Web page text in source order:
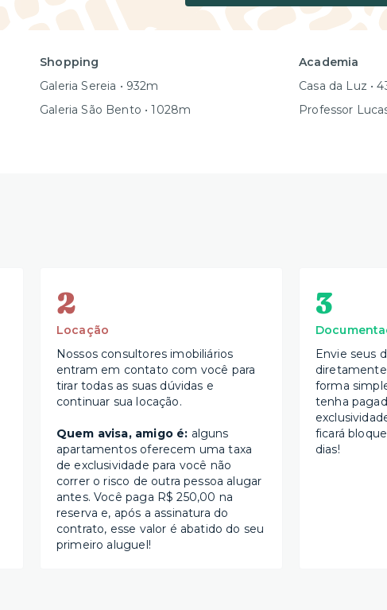
Shopping
Galeria Sereia • 932m
Galeria São Bento • 1028m
Academia
Casa da Luz •
Professor
2
Locação
Nossos consultores imobiliários
entram em contato com você para
tirar todas as suas dúvidas e
continuar sua locação.
Quem avisa, amigo é: alguns
apartamentos oferecem uma taxa
de exclusividade para você não
correr o risco de outra pessoa alugar
antes. Você paga R$ 250,00 na
reserva e, após a assinatura do
contrato, esse valor é abatido do seu
primeiro aluguel!
3
Envie seus
forma
tenha
ficará
dias!